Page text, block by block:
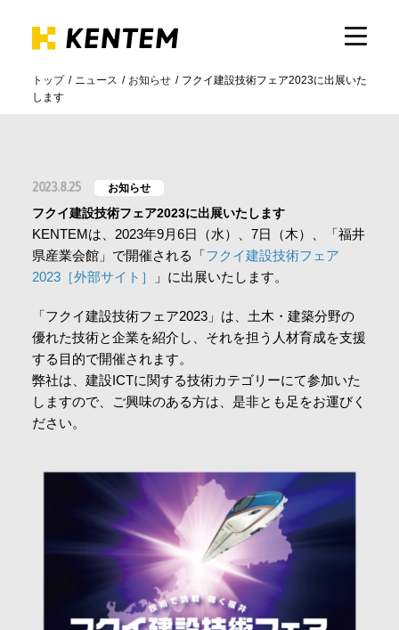
製品・サービス
導入事例
イベント・セミナー
会社情報
採用情報
お問合せ・申込
資料請求
トップ ニュース お知らせ
フクイ建設技術フェア2023に出展いた
します
2023.8.25 お知らせ
フクイ建設技術フェア2023に出展いたします
KENTEMは、2023年9月6日（水）、7日（木）、「福井
県産業会館」で開催される「フクイ建設技術フェア
2023［外部サイト］
」に出展いたします。
「フクイ建設技術フェア2023」は、土木・建築分野の
優れた技術と企業を紹介し、それを担う人材育成を支援
する目的で開催されます。
弊社は、建設ICTに関する技術カテゴリーにて参加いた
しますので、ご興味のある方は、是非とも足をお運びく
ださい。